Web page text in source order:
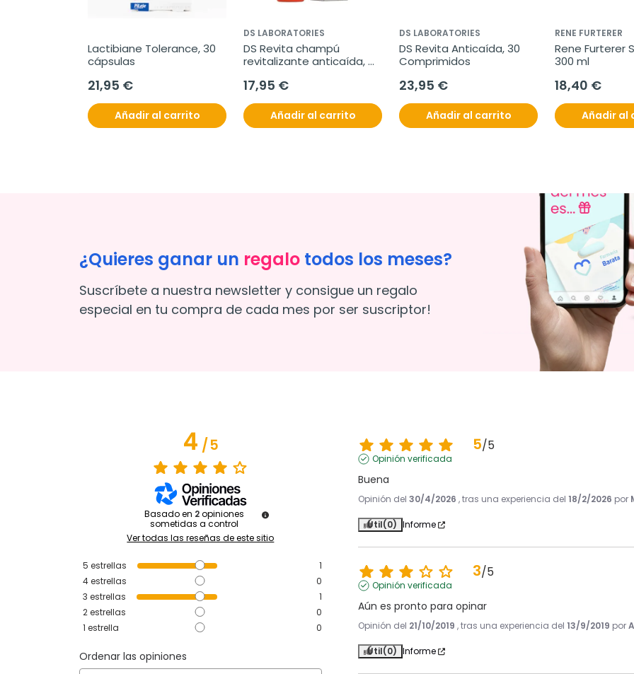
Lactibiane Tolerance, 30
cápsulas
21,95 €
Añadir al carrito
DS LABORATORIES
DS Revita champú
revitalizante anticaída,
17,95 €
Añadir al carrito
DS LABORATORIES
DS Revita Anticaída, 30
Comprimidos
23,95 €
Añadir al carrito
RENE FURTERER
Rene Furterer
300 ml
18,40 €
Añadir al
¿Quieres ganar un regalo todos los meses?
Suscríbete a nuestra newsletter y consigue un regalo
especial en tu compra de cada mes por ser suscriptor!
4/5
Basado en 2opiniones
sometidas a control
Ver todas las reseñas de este sitio
5 estrellas
1
4estrellas
0
3 estrellas
1
2estrellas
0
1 estrella 0
Ordenar las opiniones
5/5
Opinión verificada
Buena
Opinión del30/4/2026 , tras una experiencia del 18/2/2026 por
Útil(0) Informe
3/5
Opinión verificada
Aún es pronto para opinar
Opinión del 21/10/2019 , tras una experiencia del 13/9/2019 por
Útil(0) Informe